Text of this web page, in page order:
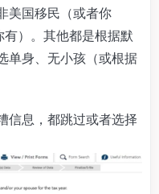
美国移民（或者你
）。其他都是根据默
单身、无小孩（或根据
信息，都跳过或者选择